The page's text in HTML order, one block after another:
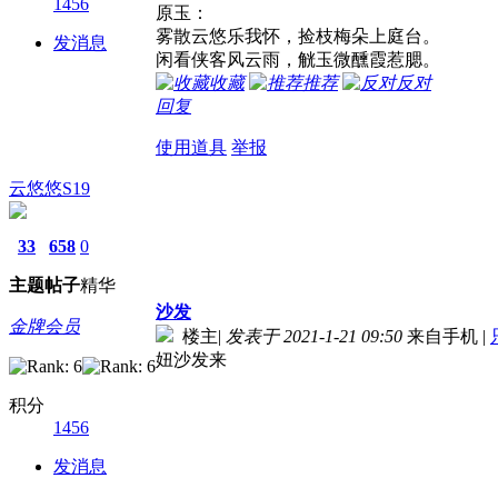
发消息
原玉：
雾散云悠乐我怀，捡枝梅朵上庭台。
闲看侠客风云雨，觥玉微醺霞惹腮。
收藏
推荐
反对
回复
使用道具 举报
云悠悠S19
33
主题
658
帖子
0
精华
金牌会员
积分
1456
发消息
沙发
楼主| 发表于 2021-1-21 09:50 来自手机 |
妞沙发来